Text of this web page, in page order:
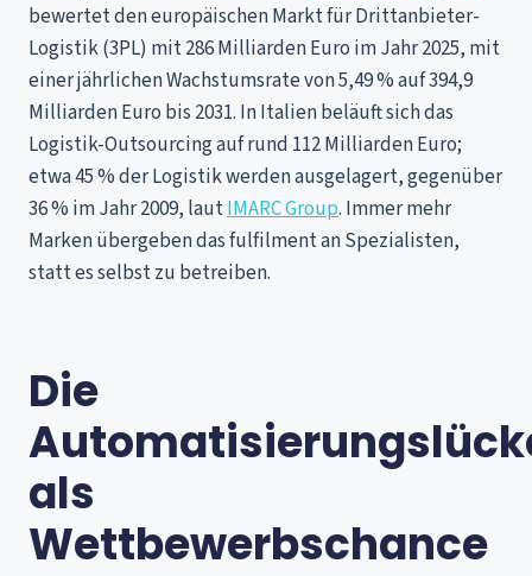
bewertet den europäischen Markt für Drittanbieter-
Logistik (3PL) mit 286 Milliarden Euro im Jahr 2025, mit
einer jährlichen Wachstumsrate von 5,49 % auf 394,9
Milliarden Euro bis 2031. In Italien beläuft sich das
Logistik-Outsourcing auf rund 112 Milliarden Euro;
etwa 45 % der Logistik werden ausgelagert, gegenüber
36 % im Jahr 2009, lautIMARC Group. Immer mehr
Marken übergeben das fulfilment an Spezialisten,
statt es selbst zu betreiben.
Die
als
Wettbewerbschance